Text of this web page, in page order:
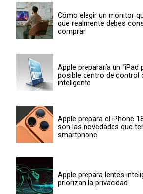
Cómo elegir un monitor
que realmente debes
comprar
Apple prepararía un “iPad
posible centro de control
inteligente
Apple prepara el iPhone
son las novedades que
smartphone
Apple prepara lentes
priorizan la privacidad